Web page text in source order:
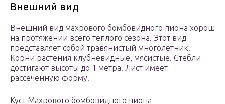
Внешний вид
Внешний вид махрового бомбовидного пиона хорош
на протяжении всего теплого сезона. Этот вид
представляет собой травянистый многолетник.
Корни растения клубневидные, мясистые. Стебли
достигают высоты до 1 метра. Лист имеет
рассеченную форму.
Куст Махрового бомбовидного пиона